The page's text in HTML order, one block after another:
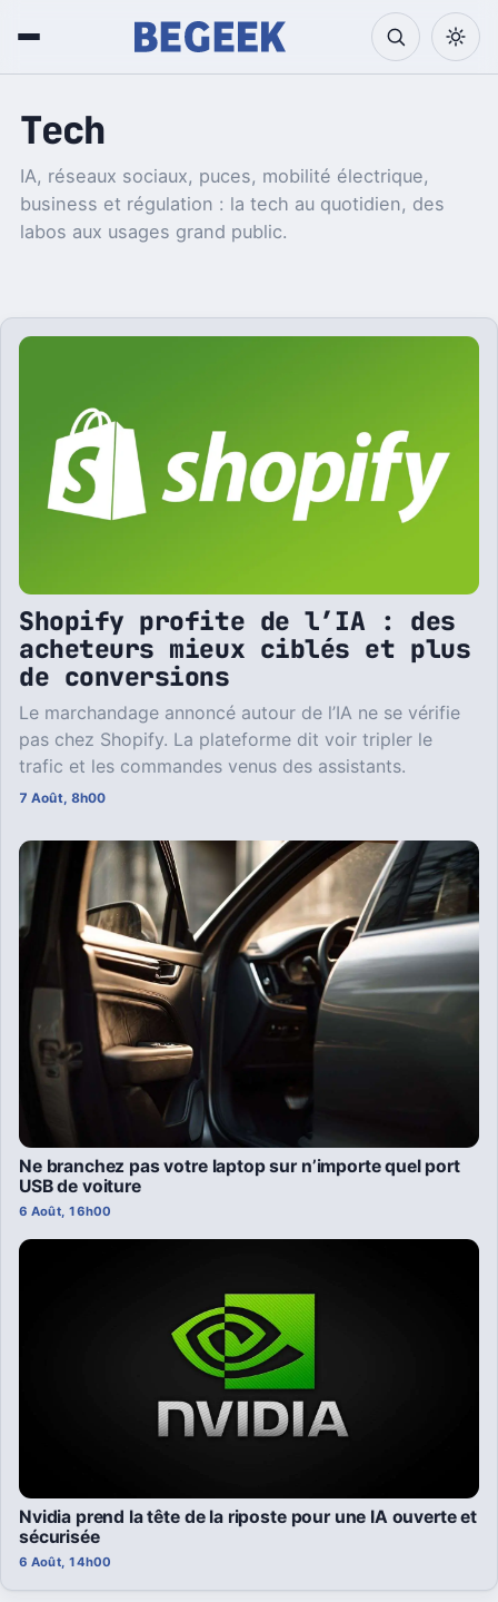
Tech
IA, réseaux sociaux, puces, mobilité électrique,
business et régulation : la tech au quotidien, des
labos aux usages grand public.
Shopify profite de l’IA : des
acheteurs mieux ciblés et plus
de conversions
Le marchandage annoncé autour de l’IA ne se vérifie
pas chez Shopify. La plateforme dit voir tripler le
trafic et les commandes venus des assistants.
7 Août, 8h00
Ne branchez pas votre laptop sur n’importe quel port
USB de voiture
6 Août, 16h00
Nvidia prend la tête de la riposte pour une IA ouverte et
sécurisée
6 Août, 14h00